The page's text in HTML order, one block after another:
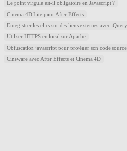
Le point virgule est-il obligatoire en Javascript ?
Cinema 4D Lite pour After Effects
Enregistrer les clics sur des liens externes avec jQuery
Utiliser HTTPS en local sur Apache
Obfuscation javascript pour protéger son code source
Cineware avec After Effects et Cinema 4D